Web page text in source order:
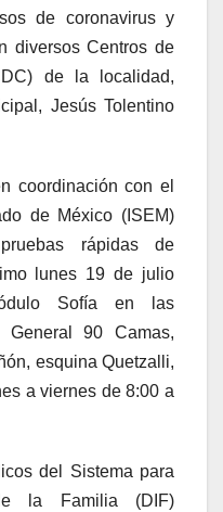
de coronavirus y
diversos Centros de
de la localidad,
Jesús Tolentino
coordinación con el
de México (ISEM)
rápidas de
lunes 19 de julio
Sofía en las
General 90 Camas,
esquina Quetzalli,
a viernes de 8:00 a
del Sistema para
la Familia (DIF)